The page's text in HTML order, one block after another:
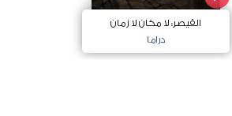
القيصر: لا مكان لا زمان
دراما